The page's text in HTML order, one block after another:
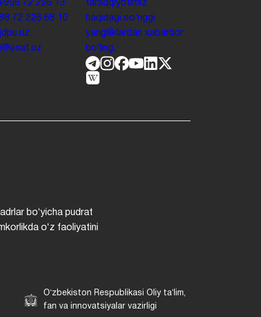
72 226 13
72 226 68 10
taraqqiyotimiz
haqidagi soʻnggi
yangiliklardan xabardor
boʻling.
boʻyicha pudrat
oʻz faoliyatini
Oʻzbekiston Respublikasi Oliy taʼlim,
fan va innovatsiyalar vazirligi